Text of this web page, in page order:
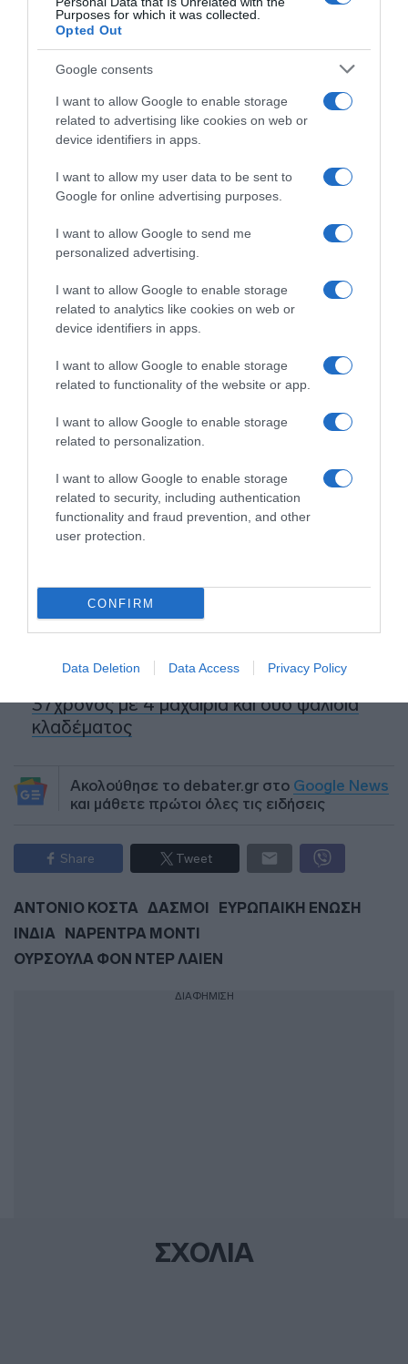
Purposes for which it was collected.
Opted Out
Google consents
I want to allow Google to enable storage
related to advertising like cookies on web or
device identifiers in apps.
I want to allow my user data to be sent to
Google for online advertising purposes.
I want to allow Google to send me
personalized advertising.
I want to allow Google to enable storage
related to analytics like cookies on web or
device identifiers in apps.
I want to allow Google to enable storage
related to functionality of the website or app.
I want to allow Google to enable storage
related to personalization.
I want to allow Google to enable storage
related to security, including authentication
functionality and fraud prevention, and other
user protection.
CONFIRM
Data Deletion Data Access Privacy Policy
«δείχνουμε σ’ ένα κατακερματισμένο κόσμο
πως ένας άλλος δρόμος είναι δυνατός».
Όσον αφορά την άμυνα, το Νέο Δελχί
διαφοροποίησε τις αγορές στρατιωτικού
υλικού απομακρυνόμενο από τον ιστορικό
προμηθευτή του, τη Ρωσία, ενώ η Ευρώπη
επιχειρεί να κάνει το ίδιο έναντι των
πηγή στην Google
Ειδήσεις σήμερα
Δείτε τις προσπάθειες χελώνας να
γεννήσει σε παραλία της Ρόδου – Η
Τροχαίο στον Κηφισό – Καθυστερήσεις
στο ρεύμα προς Πειραιά
προτεραιότητα για μία πιο ανταγωνιστική,
εξωστρεφή και ανθεκτική ελληνική
“Ελευθέριος Βενιζέλος”: Συνελήφθη
37χρονος με 4 μαχαίρια και δύο ψαλίδια
κλαδέματος
Ακολούθησε το debater.gr στο Google News
και μάθετε πρώτοι όλες τις ειδήσεις
Share Tweet
ΑΝΤΟΝΙΟ ΚΟΣΤΑ ΔΑΣΜΟΙ
ΕΥΡΩΠΑΙΚΗ ΕΝΩΣΗ
ΙΝΔΙΑ
ΝΑΡΕΝΤΡΑ ΜΟΝΤΙ
ΟΥΡΣΟΥΛΑ ΦΟΝ ΝΤΕΡ ΛΑΙΕΝ
ΔΙΑΦΗΜΙΣΗ
ΣΧΟΛΙΑ